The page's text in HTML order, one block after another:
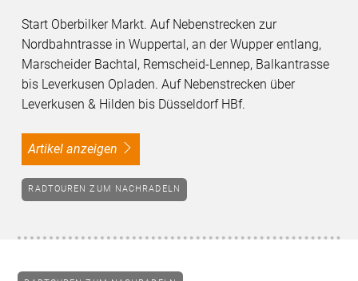
Start Oberbilker Markt. Auf Nebenstrecken zur
Nordbahntrasse in Wuppertal, an der Wupper entlang,
Marscheider Bachtal, Remscheid-Lennep, Balkantrasse
bis Leverkusen Opladen. Auf Nebenstrecken über
Leverkusen & Hilden bis Düsseldorf HBf.
Artikel anzeigen
RADTOUREN ZUM NACHRADELN